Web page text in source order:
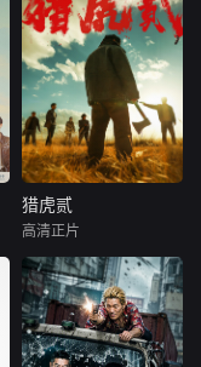
猎虎贰
杨亚
2004 年深秋西北
草原，假交警截停
铜矿押运车，炸药
猎虎贰
高清正片